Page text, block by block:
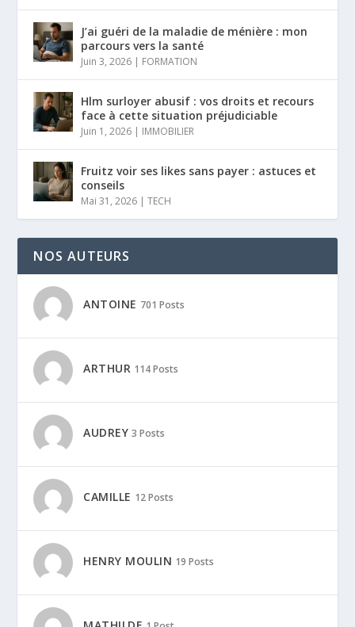
J’ai guéri de la maladie de ménière : mon
parcours vers la santé
Juin 3, 2026 | FORMATION
Hlm surloyer abusif : vos droits et recours
face à cette situation préjudiciable
Juin 1, 2026 | IMMOBILIER
Fruitz voir ses likes sans payer : astuces et
conseils
Mai 31, 2026 |TECH
NOS AUTEURS
ANTOINE 701 Posts
ARTHUR 114 Posts
AUDREY 3 Posts
CAMILLE 12 Posts
HENRY MOULIN 19 Posts